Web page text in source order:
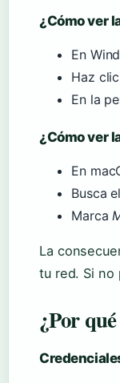
¿Cómo ver
En
Haz
En la
¿Cómo ver
En
Busca
Marca
La
tu red. Si no
¿Por